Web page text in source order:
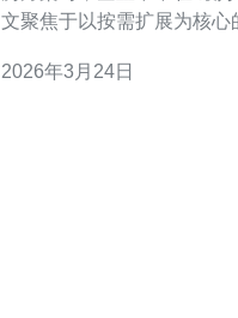
文聚焦于以按需扩展为核
成为“最好”的可扩展服务器
2026年3月24日